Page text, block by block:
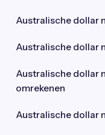
Australische dollar
Australische dollar
Australische dollar
omrekenen
Australische dollar